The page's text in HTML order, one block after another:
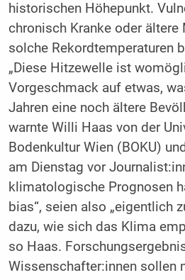
historischen Höhepunkt.
chronisch Kranke oder ältere
solche Rekordtemperaturen
„Diese Hitzewelle ist
Vorgeschmack auf etwas,
Jahren eine noch ältere
warnte Willi Haas von der
Bodenkultur Wien (BOKU)
am Dienstag vor
klimatologische Prognosen
bias“, seien also „eigentlich
dazu, wie sich das Klima
so Haas.
Wissenschafter:innen sollen